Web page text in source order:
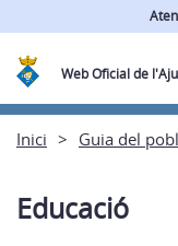
Web Oficial de
Inici Guia del
Educació